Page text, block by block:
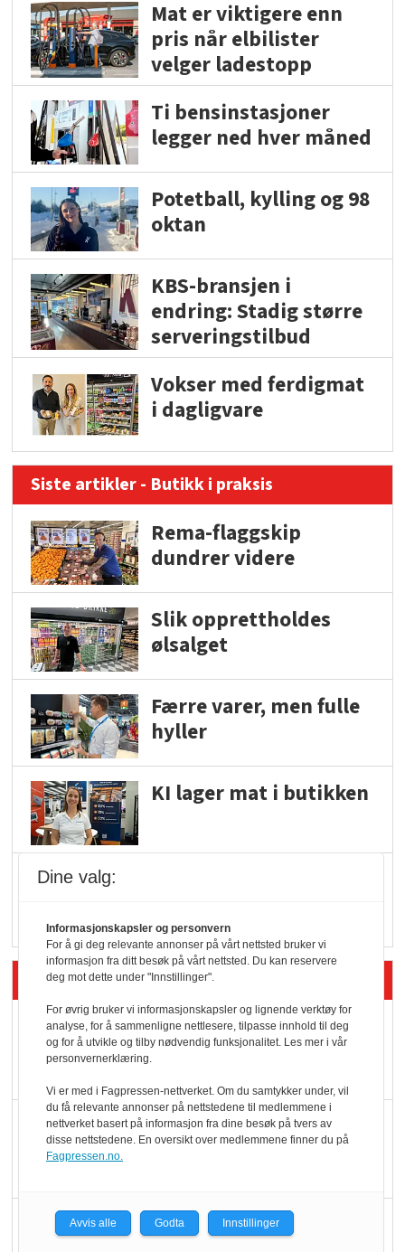
Mat er viktigere enn
pris når elbilister
velger ladestopp
Ti bensinstasjoner
legger ned hver måned
Potetball, kylling og 98
oktan
KBS-bransjen i
endring: Stadig større
serveringstilbud
Vokser med ferdigmat
i dagligvare
Siste artikler - Butikk i praksis
Rema-flaggskip
dundrer videre
Slik opprettholdes
ølsalget
Færre varer, men fulle
hyller
KI lager mat i butikken
Siste artikler - Økologisk
Kolonihagens norske
yoghurt: Trues av
melkemangel
Marit Kolby vant
Økologisk Norge sin
Blir enklere å velge
Dine valg:
Informasjonskapsler og personvern
For å gi deg relevante annonser på vårt nettsted bruker vi
informasjon fra ditt besøk på vårt nettsted. Du kan reservere
deg mot dette under "Innstillinger".
For øvrig bruker vi informasjonskapsler og lignende verktøy for
analyse, for å sammenligne nettlesere, tilpasse innhold til deg
og for å utvikle og tilby nødvendig funksjonalitet. Les mer i vår
personvernerklæring.
Vi er med i Fagpressen-nettverket. Om du samtykker under, vil
du få relevante annonser på nettstedene til medlemmene i
nettverket basert på informasjon fra dine besøk på tvers av
disse nettstedene. En oversikt over medlemmene finner du på
Fagpressen.no.
Avvis alle Godta Innstillinger